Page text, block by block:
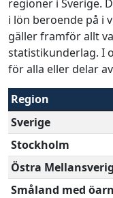
regioner i Sverige.
i lön beroende på i
gäller framför allt
statistikunderlag. I
för alla eller delar
Region
Sverige
Stockholm
Östra
Småland med